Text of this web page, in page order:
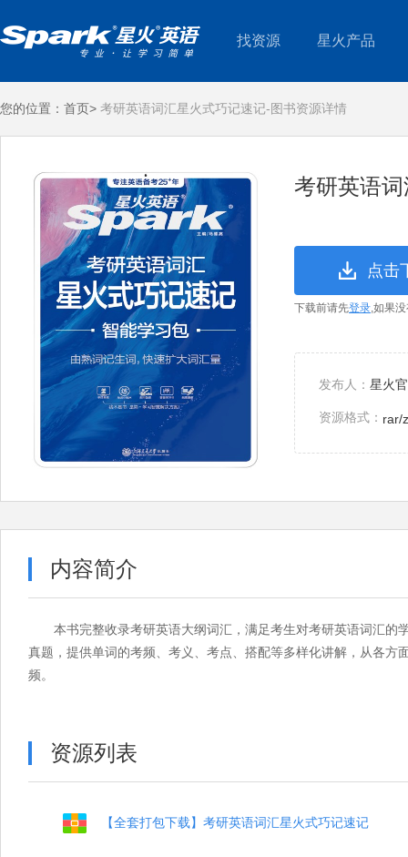
找资源 星火产品
您的位置： 首页> 考研英语词汇星火式巧记速记-图书资源详情
考研英语
点击
下载前请先登录,如果
发布人： 星火
资源格式： rar/
内容简介
本书完整收录考研英语大纲词汇，满足考生对考研英语词汇的
真题，提供单词的考频、考义、考点、搭配等多样化讲解，从各
频。
资源列表
【全套打包下载】考研英语词汇星火式巧记速记